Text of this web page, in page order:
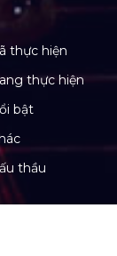
thực hiện
thực hiện
bật
thầu